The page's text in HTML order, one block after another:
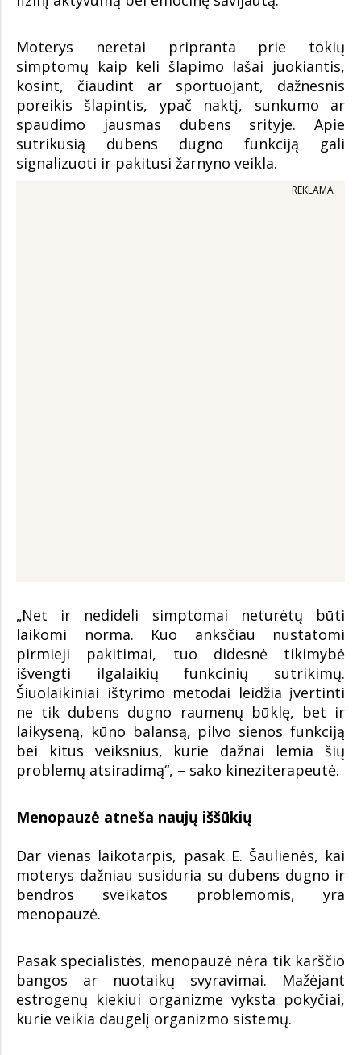
Moterys neretai pripranta prie tokių
simptomų kaip keli šlapimo lašai juokiantis,
kosint, čiaudint ar sportuojant, dažnesnis
poreikis šlapintis, ypač naktį, sunkumo ar
spaudimo jausmas dubens srityje. Apie
sutrikusią dubens dugno funkciją gali
signalizuoti ir pakitusi žarnyno veikla.
REKLAMA
„Net ir nedideli simptomai neturėtų būti
laikomi norma. Kuo anksčiau nustatomi
pirmieji pakitimai, tuo didesnė tikimybė
išvengti ilgalaikių funkcinių sutrikimų.
Šiuolaikiniai ištyrimo metodai leidžia įvertinti
ne tik dubens dugno raumenų būklę, bet ir
laikyseną, kūno balansą, pilvo sienos funkciją
bei kitus veiksnius, kurie dažnai lemia šių
problemų atsiradimą“, – sako kineziterapeutė.
Menopauzė atneša naujų iššūkių
Dar vienas laikotarpis, pasak E. Šaulienės, kai
moterys dažniau susiduria su dubens dugno ir
bendros sveikatos problemomis, yra
menopauzė.
Pasak specialistės, menopauzė nėra tik karščio
bangos ar nuotaikų svyravimai. Mažėjant
estrogenų kiekiui organizme vyksta pokyčiai,
kurie veikia daugelį organizmo sistemų.